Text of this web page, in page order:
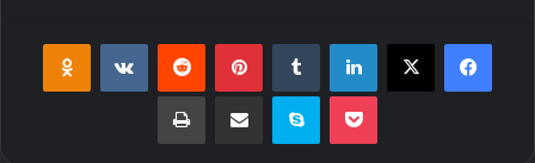
فیسبوک ایکس لینکداین پینتریست
پاکت اسکایپ چاپ